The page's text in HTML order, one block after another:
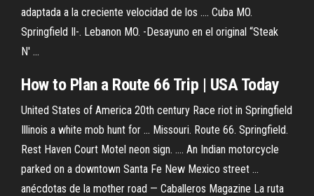
adaptada a la creciente velocidad de los .... Cuba MO.
Springfield Il-. Lebanon MO. -Desayuno en el original “Steak
N' ...
How to Plan a Route 66 Trip | USA Today
United States of America 20th century Race riot in Springfield
Illinois a white mob hunt for ... Missouri. Route 66. Springfield.
Rest Haven Court Motel neon sign. .... An Indian motorcycle
parked on a downtown Santa Fe New Mexico street ...
anécdotas de la mother road — Caballeros Magazine La ruta